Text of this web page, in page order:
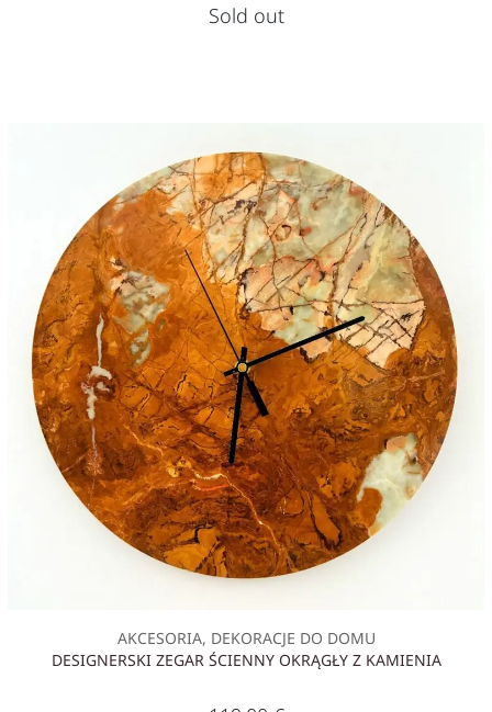
Sold out
AKCESORIA, DEKORACJE DO DOMU
DESIGNERSKI ZEGAR ŚCIENNY OKRĄGŁY Z KAMIENIA